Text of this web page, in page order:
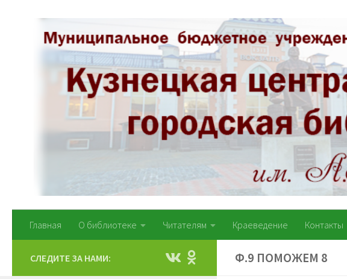
Перейти к содержимому
Главная О библиотеке Читателям Краеведение Контакты
Ф.9 ПОМОЖЕМ 8
СЛЕДИТЕ ЗА НАМИ: